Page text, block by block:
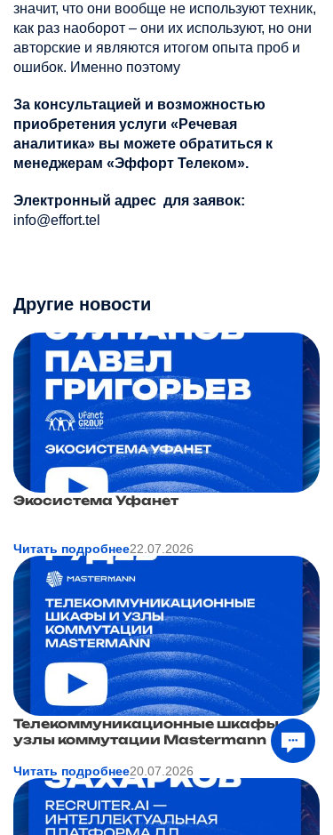
значит, что они вообще не используют техник,
как раз наоборот – они их используют, но они
авторские и являются итогом опыта проб и
ошибок. Именно поэтому
За консультацией и возможностью
приобретения услуги «Речевая
аналитика» вы можете обратиться к
менеджерам «Эффорт Телеком».
Электронный адрес для заявок:
info@effort.tel
Другие новости
Экосистема Уфанет
Читать подробнее22.07.2026
Телекоммуникационные шкафы и
узлы коммутации Mastermann
Читать подробнее20.07.2026